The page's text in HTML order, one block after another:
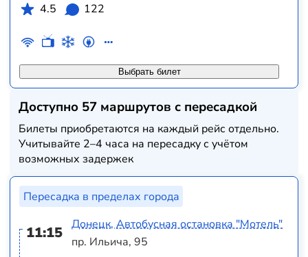
Выбрать билет
4.5
122
Доступно 57 маршрутов с пересадкой
Билеты приобретаются на каждый рейс отдельно.
Учитывайте 2–4 часа на пересадку с учётом
возможных задержек
Пересадка в пределах города
11:15
Донецк, Автобусная остановка "Мотель"
пр. Ильича, 95